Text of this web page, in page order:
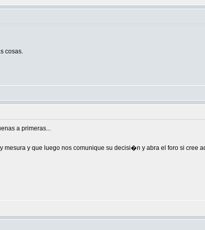
cosas.
a primeras...
mesura y que luego nos comunique su decisi�n y abra el foro si cree